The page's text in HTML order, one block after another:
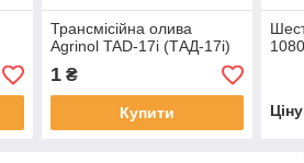
Трансмісійна олива
Agrinol TAD-17i (ТАД-17і)
1₴
Купити